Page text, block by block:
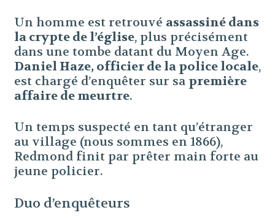
Un homme est retrouvé assassiné dans
la crypte de l’église, plus précisément
dans une tombe datant du Moyen Age.
Daniel Haze, officier de la police locale,
est chargé d’enquêter sur sa première
affaire de meurtre.
Un temps suspecté en tant qu’étranger
au village (nous sommes en 1866),
Redmond finit par prêter main forte au
jeune policier.
Duo d’enquêteurs